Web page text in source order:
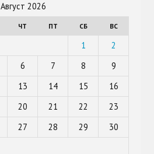
Август 2026
ЧТ ПТ СБ ВС
1
2
6 7 8
9
13 14 15
16
20 21 22
23
27 28 29
30